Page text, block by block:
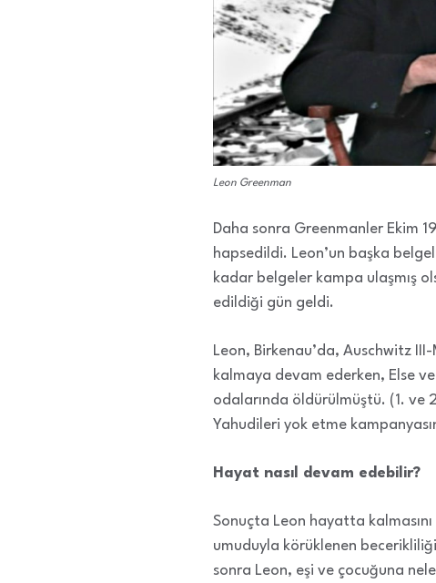
Leon Greenman
Daha sonra Greenmanler Ekim
hapsedildi. Leon’un başka
kadar belgeler kampa ulaşmış
edildiği gün geldi.
Leon, Birkenau’da, Auschwitz
kalmaya devam ederken, Else ve
odalarında öldürülmüştü. (1. ve
Yahudileri yok etme
Hayat nasıl devam edebilir?
Sonuçta Leon hayatta
umuduyla körüklenen
sonra Leon, eşi ve çocuğuna